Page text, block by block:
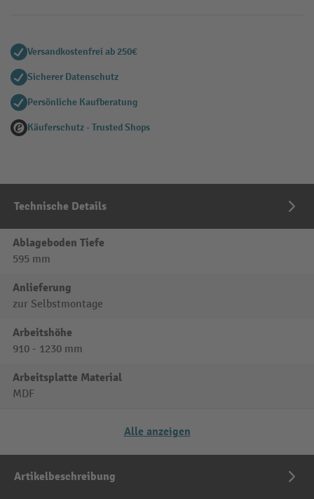
Versandkostenfrei ab 250€
Sicherer Datenschutz
Persönliche Kaufberatung
Käuferschutz - Trusted Shops
Technische Details
Ablageboden Tiefe
595 mm
Anlieferung
zur Selbstmontage
Arbeitshöhe
910 - 1230 mm
Arbeitsplatte Material
MDF
Alle anzeigen
Artikelbeschreibung